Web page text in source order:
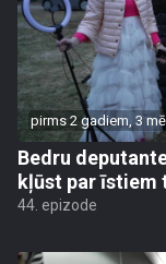
pirms 2 gadiem, 3
Bedru
kļūst par īstiem
44. epizode